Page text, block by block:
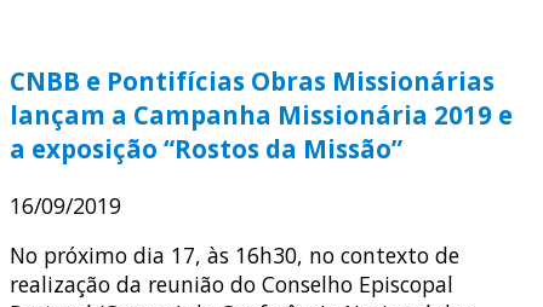
CNBB e Pontifícias Obras Missionárias
lançam a Campanha Missionária 2019 e
a exposição “Rostos da Missão”
16/09/2019
No próximo dia 17, às 16h30, no contexto de
realização da reunião do Conselho Episcopal